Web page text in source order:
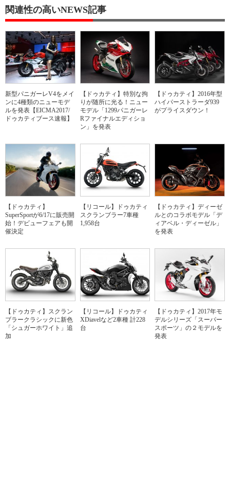
関連性の高いNEWS記事
新型パニガーレV4をメイ
ンに4種類のニューモデ
ルを発表【EICMA2017/
ドゥカティブース速報】
【ドゥカティ】特別な拘
りが随所に光る！ニュー
モデル「1299パニガーレ
Rファイナルエディショ
ン」を発表
【ドゥカティ】2016年型
ハイパーストラーダ939
がプライスダウン！
【ドゥカティ】
SuperSportが6/17に販売開
始！デビューフェアも開
催決定
【リコール】ドゥカティ
スクランブラー7車種
1,958台
【ドゥカティ】ディーゼ
ルとのコラボモデル「デ
ィアベル・ディーゼル」
を発表
【ドゥカティ】スクラン
ブラークラシックに新色
「シュガーホワイト」追
加
【リコール】ドゥカティ
XDiavelなど2車種 計228
台
【ドゥカティ】2017年モ
デルシリーズ「スーパー
スポーツ」の２モデルを
発表